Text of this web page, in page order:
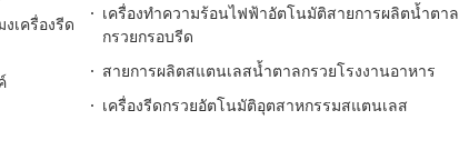
เครื่องรีด
เครื่องทำความร้อนไฟฟ้าอัตโนมัติสายการผลิตน้ำตาล
กรวยกรอบรีด
สายการผลิตสแตนเลสน้ำตาลกรวยโรงงานอาหาร
เครื่องรีดกรวยอัตโนมัติอุตสาหกรรมสแตนเลส